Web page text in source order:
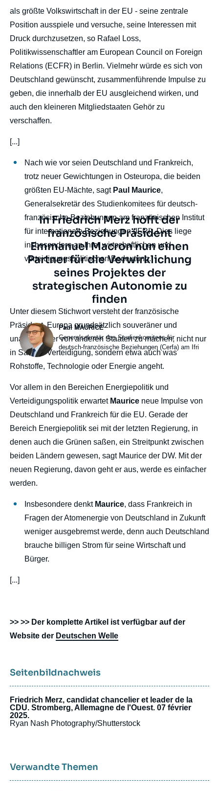
als größte Volkswirtschaft in der EU - seine zentrale
Position ausspiele und versuche, seine Interessen mit
Druck durchzusetzen, so Rafael Loss,
Politikwissenschaftler am European Council on Foreign
Relations (ECFR) in Berlin. Vielmehr würde es sich von
Deutschland gewünscht, zusammenführende Impulse zu
geben, die innerhalb der EU ausgleichend wirken, und
auch den kleineren Mitgliedstaaten Gehör zu
verschaffen.
[...]
Nach wie vor seien Deutschland und Frankreich,
trotz neuer Gewichtungen in Osteuropa, die beiden
größten EU-Mächte, sagt Paul Maurice,
Generalsekretär des Studienkomitees für deutsch-
französische Beziehungen am französischen Institut
für internationale Beziehungen (IFRI). Dies liege
insbesondere an ihrer wirtschaftlichen und
verteidigungspolitischen Bedeutung.
Texte
citation
In Friedrich Merz hofft der
französische Präsident
Emmanuel Macron nun einen
Partner für die Verwirklichung
seines Projektes der
strategischen Autonomie zu
finden
Photo
Paul MAURICE
Intitulé
du
poste
Generalsekretär des Studienkomitees für
deutsch-französische Beziehungen (Cerfa) am Ifri
body
Unter diesem Stichwort versteht der französische
Präsident, Europa grundsätzlich souveräner und
unabhängiger von anderen Staaten zu machen, nicht nur
in Sachen Verteidigung, sondern etwa auch was
Rohstoffe, Technologie oder Energie angeht.
Vor allem in den Bereichen Energiepolitik und
Verteidigungspolitik erwartet Maurice neue Impulse von
Deutschland und Frankreich für die EU. Gerade der
Bereich Energiepolitik sei mit der letzten Regierung, in
denen auch die Grünen saßen, ein Streitpunkt zwischen
beiden Ländern gewesen, sagt Maurice der DW. Mit der
neuen Regierung, davon geht er aus, werde es einfacher
werden.
Insbesondere denkt Maurice, dass Frankreich in
Fragen der Atomenergie von Deutschland in Zukunft
weniger ausgebremst werde, denn auch Deutschland
brauche billigen Strom für seine Wirtschaft und
Bürger.
[...]
>> >> Der komplette Artikel ist verfügbar auf der
Website der Deutschen Welle
Seitenbildnachweis
Friedrich Merz, candidat chancelier et leader de la
CDU. Stromberg, Allemagne de l'Ouest. 07 février
2025.
Ryan Nash Photography/Shutterstock
Verwandte Themen